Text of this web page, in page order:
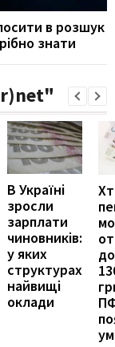
в розшук
знати
В Україні
зросли
зарплати
чиновників:
у яких
структурах
найвищі
оклади